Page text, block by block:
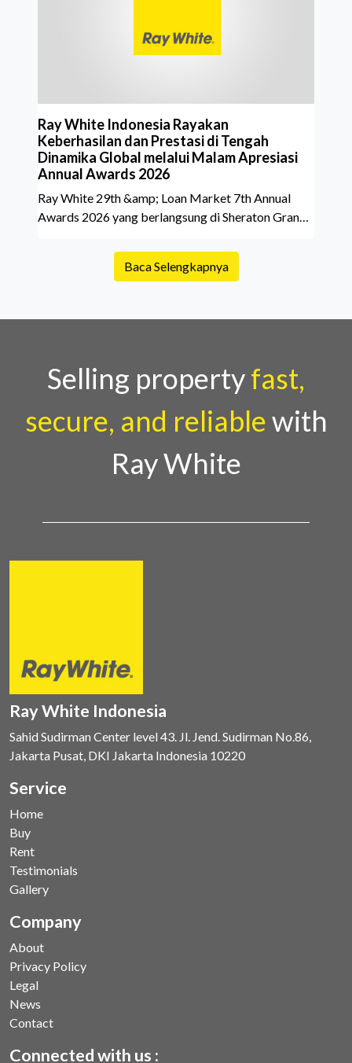
kepemilikan hingga riwaya
Ray White Indonesia Rayakan
Keberhasilan dan Prestasi di Tengah
Dinamika Global melalui Malam Apresiasi
Annual Awards 2026
Ray White 29th &amp; Loan Market 7th Annual
Awards 2026 yang berlangsung di Sheraton Grand
menjadi momen istimewa bagi para pelaku industri
properti dan keuangan. Lebih dari 400 marketing
Country Director Ray White Indon
Baca Selengkapnya
Selling propertyfast,
secure, and reliablewith
Ray White
Ray White Indonesia
Sahid Sudirman Center level 43. Jl. Jend. Sudirman No.86,
Jakarta Pusat, DKI Jakarta Indonesia 10220
Service
Home
Buy
Rent
Testimonials
Gallery
Company
About
Privacy Policy
Legal
News
Contact
Connected with us :